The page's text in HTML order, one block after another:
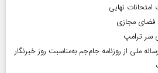
فضای مجازی
ملی از روزنامه جام‌جم به‌مناسبت روز خبرنگار